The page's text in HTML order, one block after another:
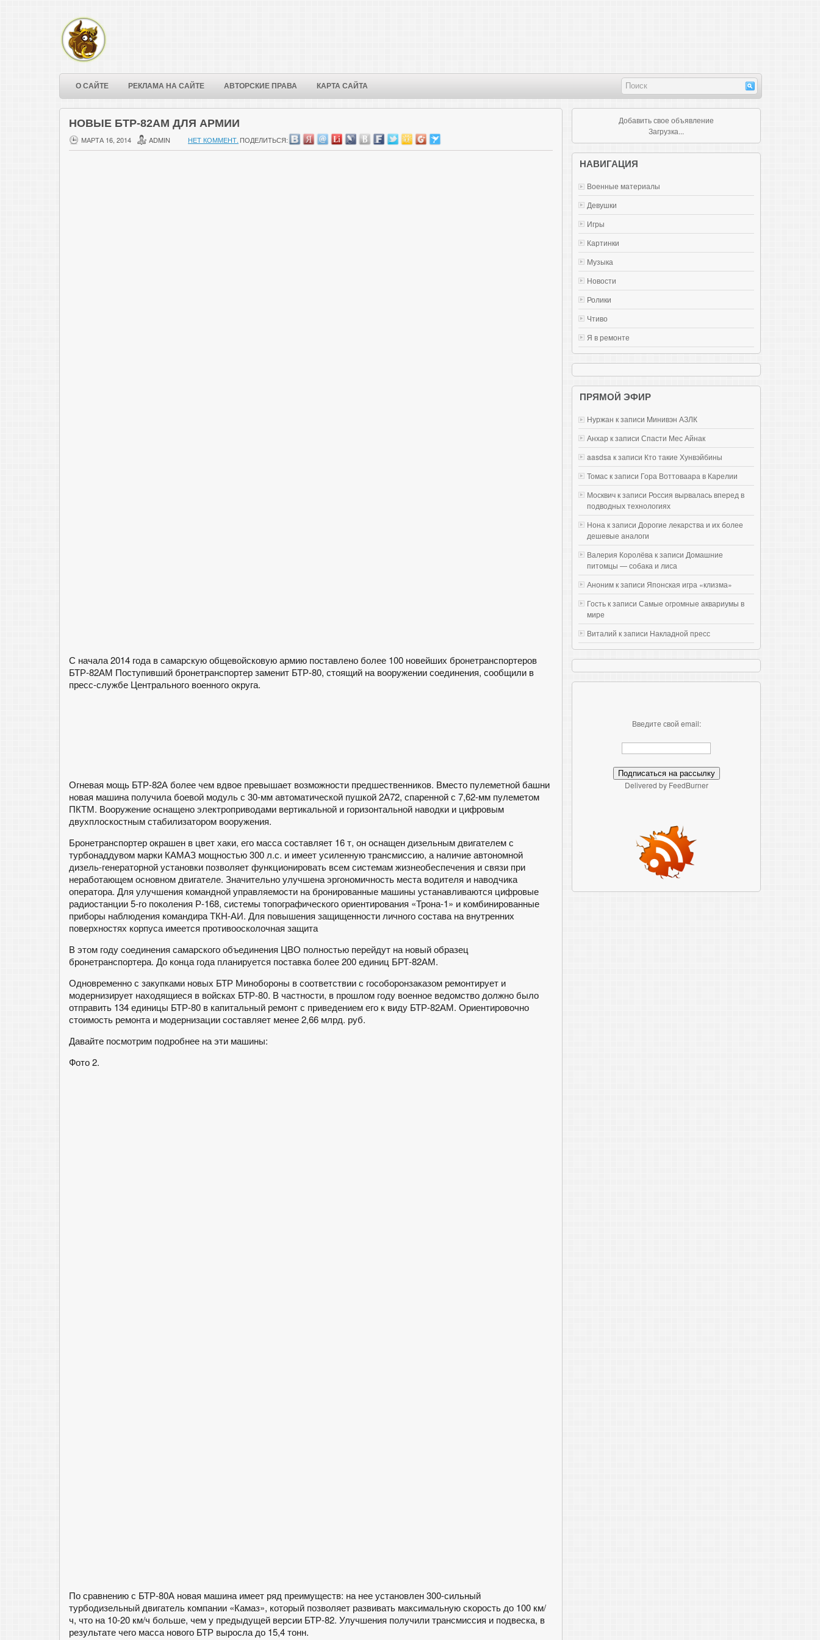
О САЙТЕ РЕКЛАМА НА САЙТЕ АВТОРСКИЕ ПРАВА КАРТА САЙТА
НОВЫЕ БТР-82АМ ДЛЯ АРМИИ
МАРТА 16, 2014 ADMIN НЕТ КОММЕНТ. ПОДЕЛИТЬСЯ:
С начала 2014 года в самарскую общевойсковую армию поставлено более 100 новейших бронетранспортеров
БТР-82АМ Поступивший бронетранспортер заменит БТР-80, стоящий на вооружении соединения, сообщили в
пресс-службе Центрального военного округа.
Огневая мощь БТР-82А более чем вдвое превышает возможности предшественников. Вместо пулеметной башни
новая машина получила боевой модуль с 30-мм автоматической пушкой 2А72, спаренной с 7,62-мм пулеметом
ПКТМ. Вооружение оснащено электроприводами вертикальной и горизонтальной наводки и цифровым
двухплоскостным стабилизатором вооружения.
Бронетранспортер окрашен в цвет хаки, его масса составляет 16 т, он оснащен дизельным двигателем с
турбонаддувом марки КАМАЗ мощностью 300 л.с. и имеет усиленную трансмиссию, а наличие автономной
дизель-генераторной установки позволяет функционировать всем системам жизнеобеспечения и связи при
неработающем основном двигателе. Значительно улучшена эргономичность места водителя и наводчика
оператора. Для улучшения командной управляемости на бронированные машины устанавливаются цифровые
радиостанции 5-го поколения Р-168, системы топографического ориентирования «Трона-1» и комбинированные
приборы наблюдения командира ТКН-АИ. Для повышения защищенности личного состава на внутренних
поверхностях корпуса имеется противоосколочная защита
В этом году соединения самарского объединения ЦВО полностью перейдут на новый образец
бронетранспортера. До конца года планируется поставка более 200 единиц БРТ-82АМ.
Одновременно с закупками новых БТР Минобороны в соответствии с гособоронзаказом ремонтирует и
модернизирует находящиеся в войсках БТР-80. В частности, в прошлом году военное ведомство должно было
отправить 134 единицы БТР-80 в капитальный ремонт с приведением его к виду БТР-82АМ. Ориентировочно
стоимость ремонта и модернизации составляет менее 2,66 млрд. руб.
Давайте посмотрим подробнее на эти машины:
Фото 2.
По сравнению с БТР-80А новая машина имеет ряд преимуществ: на нее установлен 300-сильный
турбодизельный двигатель компании «Камаз», который позволяет развивать максимальную скорость до 100 км/
ч, что на 10-20 км/ч больше, чем у предыдущей версии БТР-82. Улучшения получили трансмиссия и подвеска, в
результате чего масса нового БТР выросла до 15,4 тонн.
Добавить свое объявление
Загрузка...
НАВИГАЦИЯ
Военные материалы
Девушки
Игры
Картинки
Музыка
Новости
Ролики
Чтиво
Я в ремонте
ПРЯМОЙ ЭФИР
Нуржан к записи Mинивэн АЗЛК
Анхар к записи Спасти Мес Айнак
aasdsa к записи Кто такие Хунвэйбины
Томас к записи Гора Воттоваара в Карелии
Москвич к записи Россия вырвалась вперед в
подводных технологиях
Нона к записи Дорогие лекарства и их более
дешевые аналоги
Валерия Королёва к записи Домашние
питомцы — собака и лиса
Аноним к записи Японская игра «клизма»
Гость к записи Самые огромные аквариумы в
мире
Виталий к записи Накладной пресс
Введите свой email:
Delivered by FeedBurner